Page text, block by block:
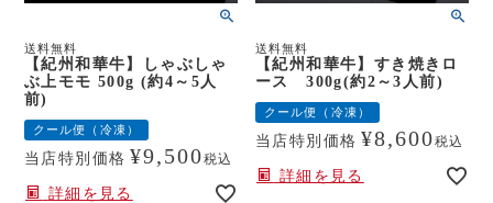
送料無料
【紀州和華牛】しゃぶしゃ
ぶ上モモ 500g (約4～5人
前)
クール便（冷凍）
当店特別価格 ¥9,500税込
詳細を見る
送料無料
【紀州和華牛】すき焼きロ
ース 300g(約2～3人前)
クール便（冷凍）
当店特別価格 ¥8,600税込
詳細を見る